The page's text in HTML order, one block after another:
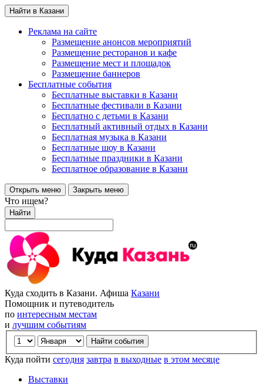
Найти в Казани
Реклама на сайте
Размещение анонсов мероприятий
Размещение ресторанов и кафе
Размещение мест и площадок
Размещение баннеров
Бесплатные события
Бесплатные выставки в Казани
Бесплатные фестивали в Казани
Бесплатно с детьми в Казани
Бесплатный активный отдых в Казани
Бесплатная музыка в Казани
Бесплатные шоу в Казани
Бесплатные праздники в Казани
Бесплатное образование в Казани
Открыть меню Закрыть меню
Что ищем?
Найти
Куда сходить в Казани. Афиша Казани
Помощник и путеводитель
по интересным местам
и лучшим событиям
Куда пойти сегодня завтра в выходные в этом месяце
Выставки